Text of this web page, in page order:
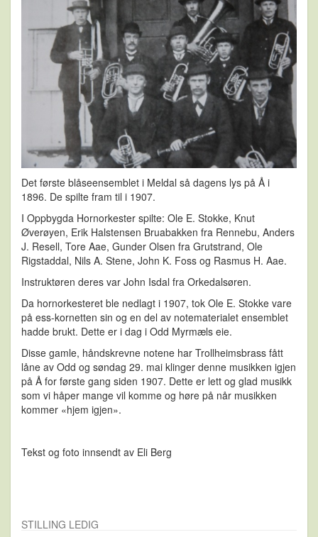
Det første blåseensemblet i Meldal så dagens lys på Å i
1896. De spilte fram til i 1907.
I Oppbygda Hornorkester spilte: Ole E. Stokke, Knut
Øverøyen, Erik Halstensen Bruabakken fra Rennebu, Anders
J. Resell, Tore Aae, Gunder Olsen fra Grutstrand, Ole
Rigstaddal, Nils A. Stene, John K. Foss og Rasmus H. Aae.
Instruktøren deres var John Isdal fra Orkedalsøren.
Da hornorkesteret ble nedlagt i 1907, tok Ole E. Stokke vare
på ess-kornetten sin og en del av notematerialet ensemblet
hadde brukt. Dette er i dag i Odd Myrmæls eie.
Disse gamle, håndskrevne notene har Trollheimsbrass fått
låne av Odd og søndag 29. mai klinger denne musikken igjen
på Å for første gang siden 1907. Dette er lett og glad musikk
som vi håper mange vil komme og høre på når musikken
kommer «hjem igjen».
Tekst og foto innsendt av Eli Berg
STILLING LEDIG